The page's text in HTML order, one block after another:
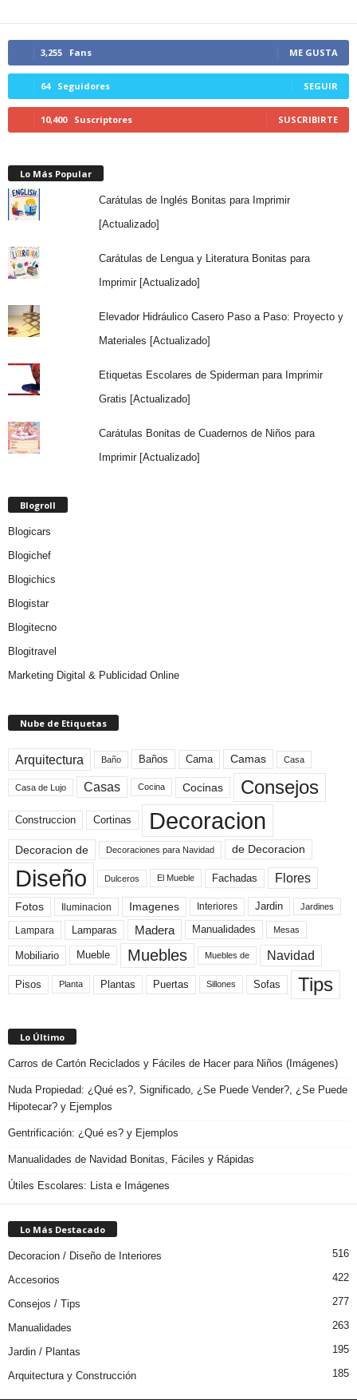
3,255 Fans ME GUSTA
64 Seguidores SEGUIR
10,400 Suscriptores SUSCRIBIRTE
Lo Más Popular
Carátulas de Inglés Bonitas para Imprimir
[Actualizado]
Carátulas de Lengua y Literatura Bonitas para
Imprimir [Actualizado]
Elevador Hidráulico Casero Paso a Paso: Proyecto y
Materiales [Actualizado]
Etiquetas Escolares de Spiderman para Imprimir
Gratis [Actualizado]
Carátulas Bonitas de Cuadernos de Niños para
Imprimir [Actualizado]
Blogroll
Blogicars
Blogichef
Blogichics
Blogistar
Blogitecno
Blogitravel
Marketing Digital & Publicidad Online
Nube de Etiquetas
Arquitectura Baño Baños Cama Camas Casa
Casa de Lujo Casas Cocina Cocinas Consejos
Construccion Cortinas Decoracion
Decoracion de Decoraciones para Navidad de Decoracion
Diseño Dulceros El Mueble Fachadas Flores
Fotos Iluminacion Imagenes Interiores Jardin Jardines
Lampara Lamparas Madera Manualidades Mesas
Mobiliario Mueble Muebles Muebles de Navidad
Pisos Planta Plantas Puertas Sillones Sofas Tips
Lo Último
Carros de Cartón Reciclados y Fáciles de Hacer para Niños (Imágenes)
Nuda Propiedad: ¿Qué es?, Significado, ¿Se Puede Vender?, ¿Se Puede
Hipotecar? y Ejemplos
Gentrificación: ¿Qué es? y Ejemplos
Manualidades de Navidad Bonitas, Fáciles y Rápidas
Útiles Escolares: Lista e Imágenes
Lo Más Destacado
Decoracion / Diseño de Interiores 516
Accesorios 422
Consejos / Tips 277
Manualidades 263
Jardin / Plantas 195
Arquitectura y Construcción 185